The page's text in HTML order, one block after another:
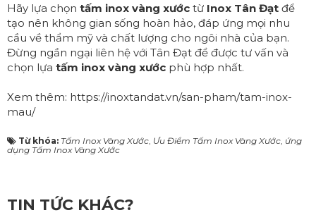
Hãy lựa chọn tấm inox vàng xước từ Inox Tân Đạt để
tạo nên không gian sống hoàn hảo, đáp ứng mọi nhu
cầu về thẩm mỹ và chất lượng cho ngôi nhà của bạn.
Đừng ngần ngại liên hệ với Tân Đạt để được tư vấn và
chọn lựa tấm inox vàng xước phù hợp nhất.
Xem thêm: https://inoxtandat.vn/san-pham/tam-inox-
mau/
Từ khóa: Tấm Inox Vàng Xước Ưu Điểm Tấm Inox Vàng Xước ứng
dụng Tấm Inox Vàng Xước
TIN TỨC KHÁC?